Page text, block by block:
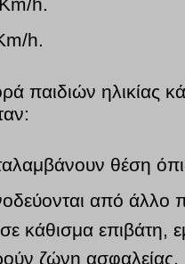
h.
h.
παιδιών ηλικίας
θέση
από άλλο
σε κάθισμα
ζώνη ασφαλείας.